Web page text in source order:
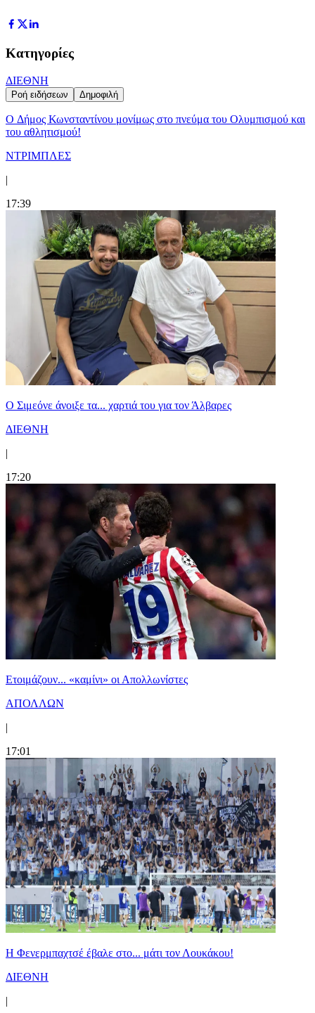
Κατηγορίες
ΔΙΕΘΝΗ
Ροή ειδήσεων Δημοφιλή
O Δήμος Κωνσταντίνου μονίμως στο πνεύμα του Ολυμπισμού και
του αθλητισμού!
ΝΤΡΙΜΠΛΕΣ
|
17:39
Ο Σιμεόνε άνοιξε τα... χαρτιά του για τον Άλβαρες
ΔΙΕΘΝΗ
|
17:20
Ετοιμάζουν... «καμίνι» οι Απολλωνίστες
ΑΠΟΛΛΩΝ
|
17:01
Η Φενερμπαχτσέ έβαλε στο... μάτι τον Λουκάκου!
ΔΙΕΘΝΗ
|